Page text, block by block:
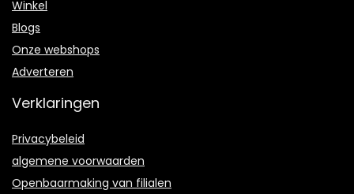
Winkel
Blogs
Onze webshops
Adverteren
Verklaringen
Privacybeleid
algemene voorwaarden
Openbaarmaking van filialen